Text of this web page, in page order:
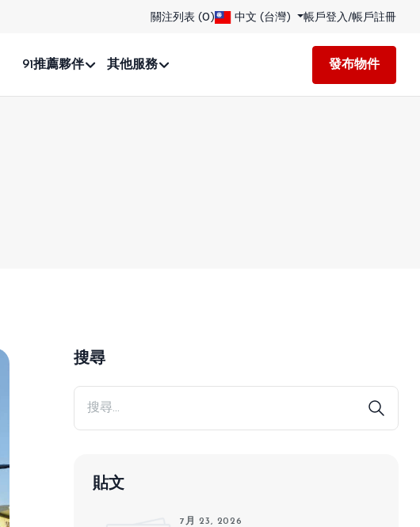
關注列表 (0) 中文 (台灣) 帳戶登入/帳戶註冊
91推薦夥伴 其他服務 發布物件
搜尋
貼文
7月 23, 2026